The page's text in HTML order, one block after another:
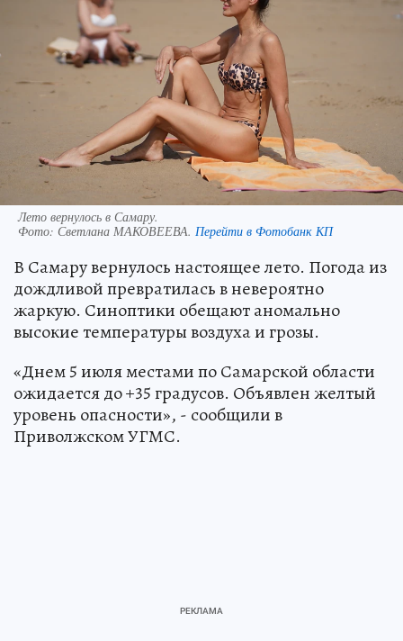
Лето вернулось в Самару.
Фото: Светлана МАКОВЕЕВА. Перейти в Фотобанк КП
В Самару вернулось настоящее лето. Погода из
дождливой превратилась в невероятно
жаркую. Синоптики обещают аномально
высокие температуры воздуха и грозы.
«Днем 5 июля местами по Самарской области
ожидается до +35 градусов. Объявлен желтый
уровень опасности», - сообщили в
Приволжском УГМС.